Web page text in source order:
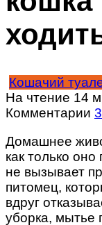
Кошачий
На чтение 14
Комментарии 3
Домашнее
как только
не вызывает
питомец,
вдруг
уборка, мытье